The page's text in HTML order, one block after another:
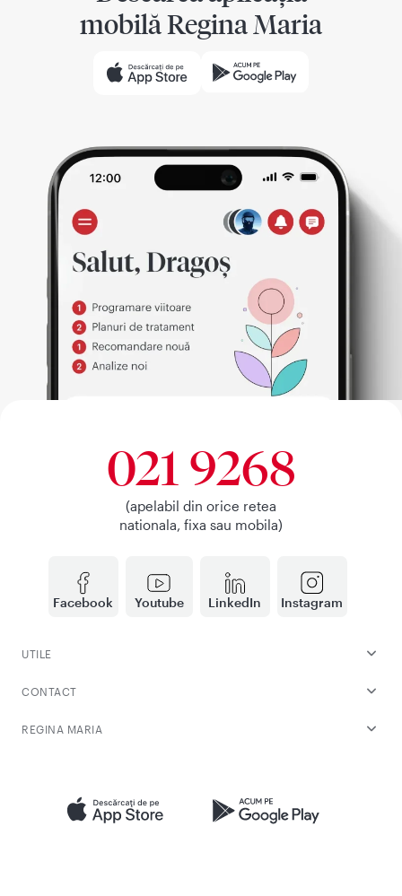
mobilă Regina Maria
Facebook Youtube LinkedIn Instagram
021 9268
(apelabil din orice retea
nationala, fixa sau mobila)
UTILE
CONTACT
REGINA MARIA